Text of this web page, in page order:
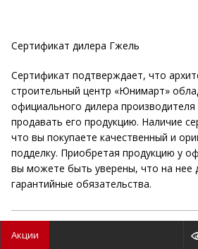
Сертификат дилера Гжель
Сертификат подтверждает, что
строительный центр «Юнимарт»
официального дилера
продавать его продукцию. Наличие
что вы покупаете качественный и
подделку. Приобретая продукцию у
вы можете быть уверены, что на нее
гарантийные обязательства.
Акции